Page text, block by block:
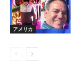
アメリカ